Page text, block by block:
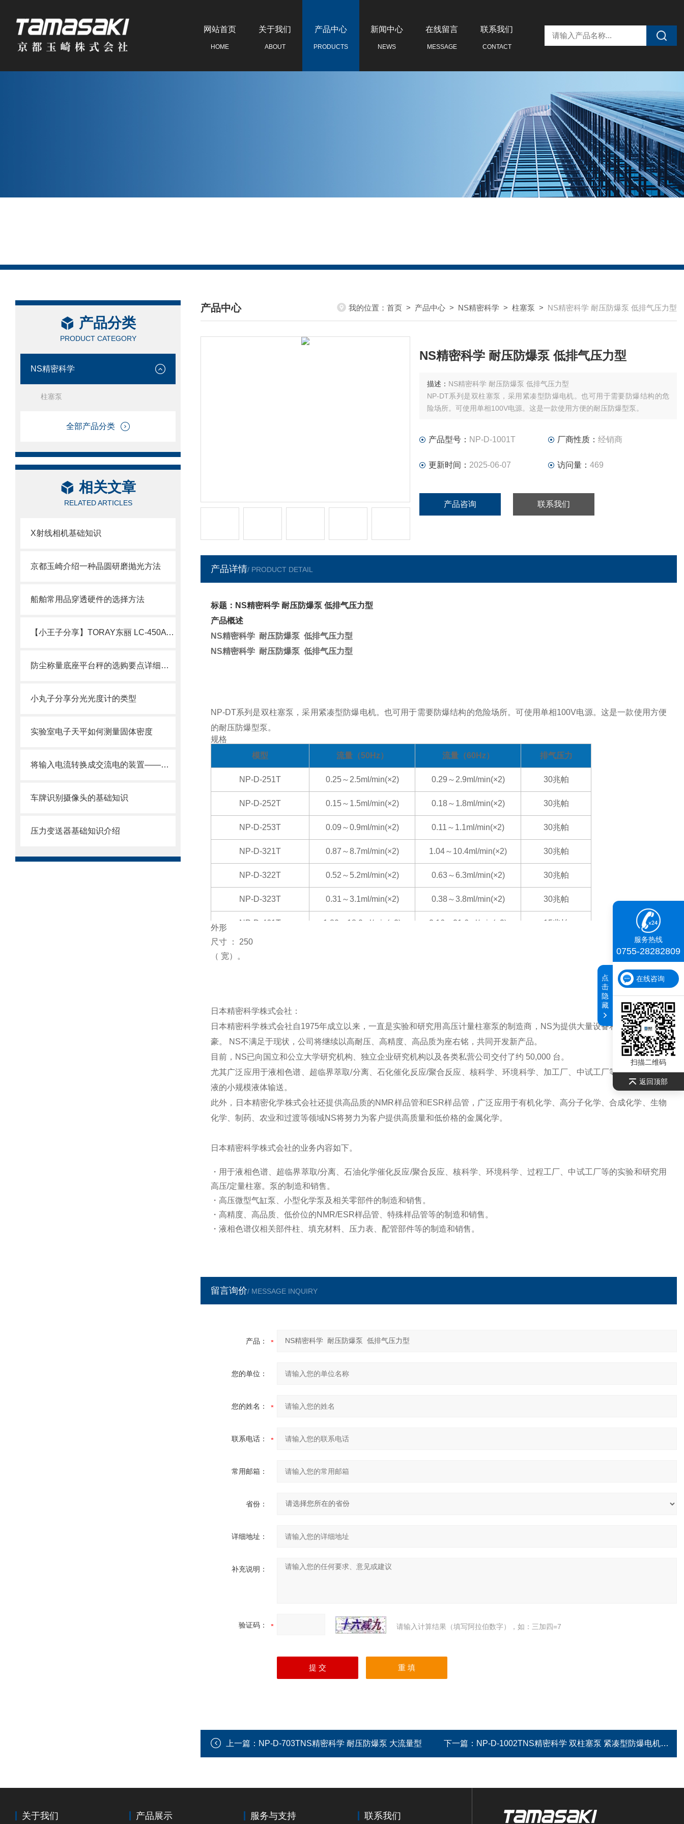
网站首页
HOME
关于我们
ABOUT
产品中心
PRODUCTS
新闻中心
NEWS
在线留言
MESSAGE
联系我们
CONTACT
产品分类
PRODUCT CATEGORY
NS精密科学
柱塞泵
全部产品分类
相关文章
RELATED ARTICLES
X射线相机基础知识
京都玉崎介绍一种晶圆研磨抛光方法
船舶常用品穿透硬件的选择方法
【小王子分享】TORAY东丽 LC-450A 氧气分析仪 的产品介绍
防尘称量底座平台秤的选购要点详细分析
小丸子分享分光光度计的类型
实验室电子天平如何测量固体密度
将输入电流转换成交流电的装置——逆变器
车牌识别摄像头的基础知识
压力变送器基础知识介绍
产品中心
/ PRODUCTS CENTER
我的位置： 首页 > 产品中心 > NS精密科学 > 柱塞泵 > NS精密科学 耐压防爆泵 低排气压力型
NS精密科学 耐压防爆泵 低排气压力型
描述：
NS精密科学 耐压防爆泵 低排气压力型
NP-DT系列是双柱塞泵，采用紧凑型防爆电机。也可用于需要防爆结构的危
险场所。可使用单相100V电源。这是一款使用方便的耐压防爆型泵。
产品型号： NP-D-1001T 厂商性质： 经销商
更新时间： 2025-06-07 访问量： 469
产品咨询 联系我们
产品详情/ PRODUCT DETAIL
标题：NS精密科学 耐压防爆泵 低排气压力型
产品概述
NS精密科学 耐压防爆泵 低排气压力型
NS精密科学 耐压防爆泵 低排气压力型
NP-DT系列是双柱塞泵，采用紧凑型防爆电机。也可用于需要防爆结构的危险场所。可使用单相100V电源。这是一款使用方便
的耐压防爆型泵。
规格
模型
流量（50Hz） 流量（60Hz） 排气压力
NP-D-251T 0.25～2.5ml/min(×2) 0.29～2.9ml/min(×2) 30兆帕
NP-D-252T 0.15～1.5ml/min(×2) 0.18～1.8ml/min(×2) 30兆帕
NP-D-253T 0.09～0.9ml/min(×2) 0.11～1.1ml/min(×2) 30兆帕
NP-D-321T 0.87～8.7ml/min(×2) 1.04～10.4ml/min(×2) 30兆帕
NP-D-322T 0.52～5.2ml/min(×2) 0.63～6.3ml/min(×2) 30兆帕
NP-D-323T 0.31～3.1ml/min(×2) 0.38～3.8ml/min(×2) 30兆帕
NP-D-461T 1.80～18.0ml/min(×2) 2.16～21.6ml/min(×2) 15兆帕
NP-D-462T
NP-D-703T 1.50～15.0ml/min(×2) 1.80～18.0ml/min(×2)
NP-D-1001T 8.5～85ml/min(×2) 10.2～102ml/min(×2) 3兆帕
NP-D-1002T
NP-D-1003T 3.0～30ml/min(×2) 3.7～37ml/min(×2)
外形
尺寸 ： 250
（ 宽） 。
日本精密科学株式会社：
日本精密科学株式会社自1975年成立以来，一直是实验和研究用高压计量柱塞泵的制造商，NS为提供大量设备和协助而感到自
豪。
NS不满足于现状，公司将继续以高耐压、高精度、高品质为座右铭，共同开发新产品。
目前， NS已向国立和公立大学研究机构、独立企业研究机构以及各类私营公司交付了约 50,000 台。
尤其广泛应用于液相色谱、超临界萃取/分离、石化催化反应/聚合反应、核科学、环境科学、加工厂、中试工厂等，以及化学溶
液的小规模液体输送。
此外，日本精密化学株式会社还提供高品质的NMR样品管和ESR样品管，广泛应用于有机化学、高分子化学、合成化学、生物
化学、制药、农业和过渡等领域NS将努力为客户提供高质量和低价格的金属化学。
日本精密科学株式会社的业务内容如下。
・用于液相色谱、超临界萃取/分离、石油化学催化反应/聚合反应、核科学、环境科学、过程工厂、中试工厂等的实验和研究用
高压/定量柱塞。泵的制造和销售。
・高压微型气缸泵、小型化学泵及相关零部件的制造和销售。
・高精度、高品质、低价位的NMR/ESR样品管、特殊样品管等的制造和销售。
・液相色谱仪相关部件柱、填充材料、压力表、配管部件等的制造和销售。
留言询价/ MESSAGE INQUIRY
产品：
您的单位：
您的姓名：
联系电话：
常用邮箱：
省份：
详细地址：
补充说明：
验证码： 请输入计算结果（填写阿拉伯数字），如：三加四=7
上一篇： NP-D-703TNS精密科学 耐压防爆泵 大流量型 下一篇： NP-D-1002TNS精密科学 双柱塞泵 紧凑型防爆电机
关于我们 产品展示 服务与支持 联系我们
服务热线
0755-28282809
在线咨询
扫描二维码
返回顶部
点
击
隐
藏